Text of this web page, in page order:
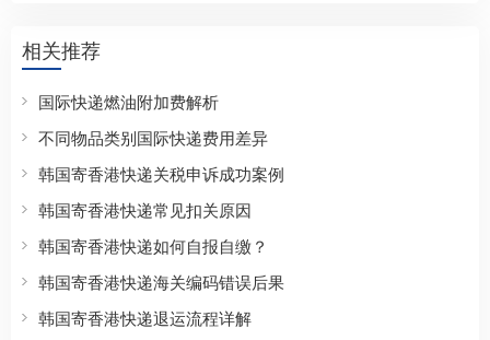
相关推荐
国际快递燃油附加费解析
不同物品类别国际快递费用差异
韩国寄香港快递关税申诉成功案例
韩国寄香港快递常见扣关原因
韩国寄香港快递如何自报自缴？
韩国寄香港快递海关编码错误后果
韩国寄香港快递退运流程详解